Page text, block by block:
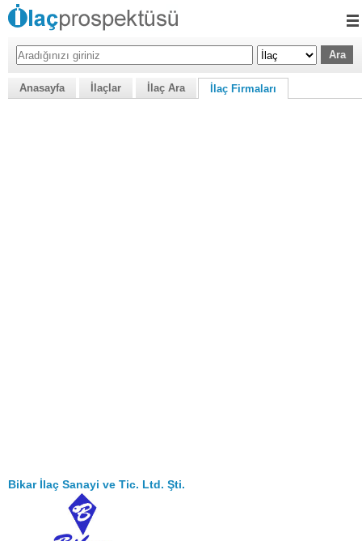
Anasayfa İlaçlar İlaç Ara İlaç Firmaları
Bikar İlaç Sanayi ve Tic. Ltd. Şti.